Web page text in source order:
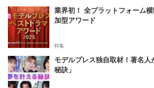
業界初！ 全プラットフォーム
加型アワード
特集
モデルプレス独自取材！著名人
秘訣」